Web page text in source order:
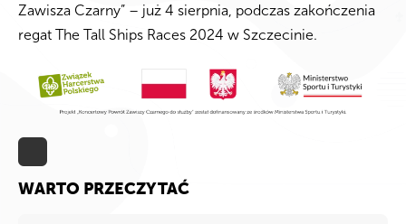
Zawisza Czarny” – już 4 sierpnia, podczas zakończenia
regat The Tall Ships Races 2024 w Szczecinie.
WARTO PRZECZYTAĆ